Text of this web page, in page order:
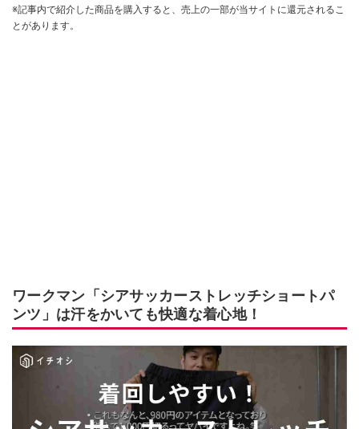
※記事内で紹介した商品を購入すると、売上の一部が当サイトに還元されるこ
とがあります。
ワークマン「シアサッカーストレッチショートパ
ンツ」は汗をかいても快適な着心地！